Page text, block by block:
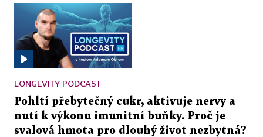
LONGEVITY PODCAST
Pohltí přebytečný cukr, aktivuje nervy a
nutí k výkonu imunitní buňky. Proč je
svalová hmota pro dlouhý život nezbytná?